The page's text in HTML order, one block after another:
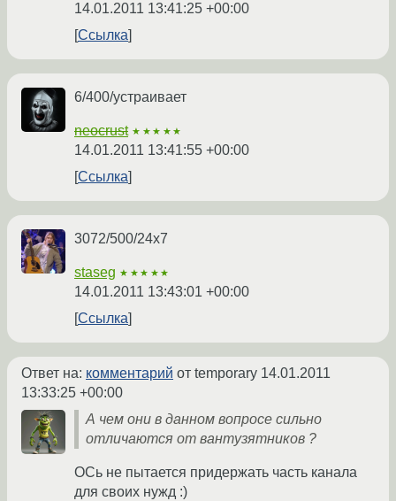
14.01.2011 13:41:25 +00:00
Ссылка
6/400/устраивает
neocrust ★★★★★
14.01.2011 13:41:55 +00:00
Ссылка
3072/500/24x7
staseg ★★★★★
14.01.2011 13:43:01 +00:00
Ссылка
Ответ на: комментарий от temporary 14.01.2011
13:33:25 +00:00
А чем они в данном вопросе сильно
отличаются от вантузятников ?
ОСь не пытается придержать часть канала
для своих нужд :)